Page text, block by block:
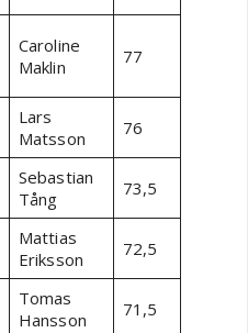
Caroline
Maklin
77
Lars
Matsson
76
Sebastian
Tång
73,5
Mattias
Eriksson
72,5
Tomas
Hansson
71,5